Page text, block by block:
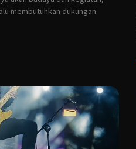
membutuhkan dukungan